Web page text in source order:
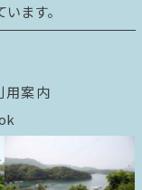
ます。
用案内